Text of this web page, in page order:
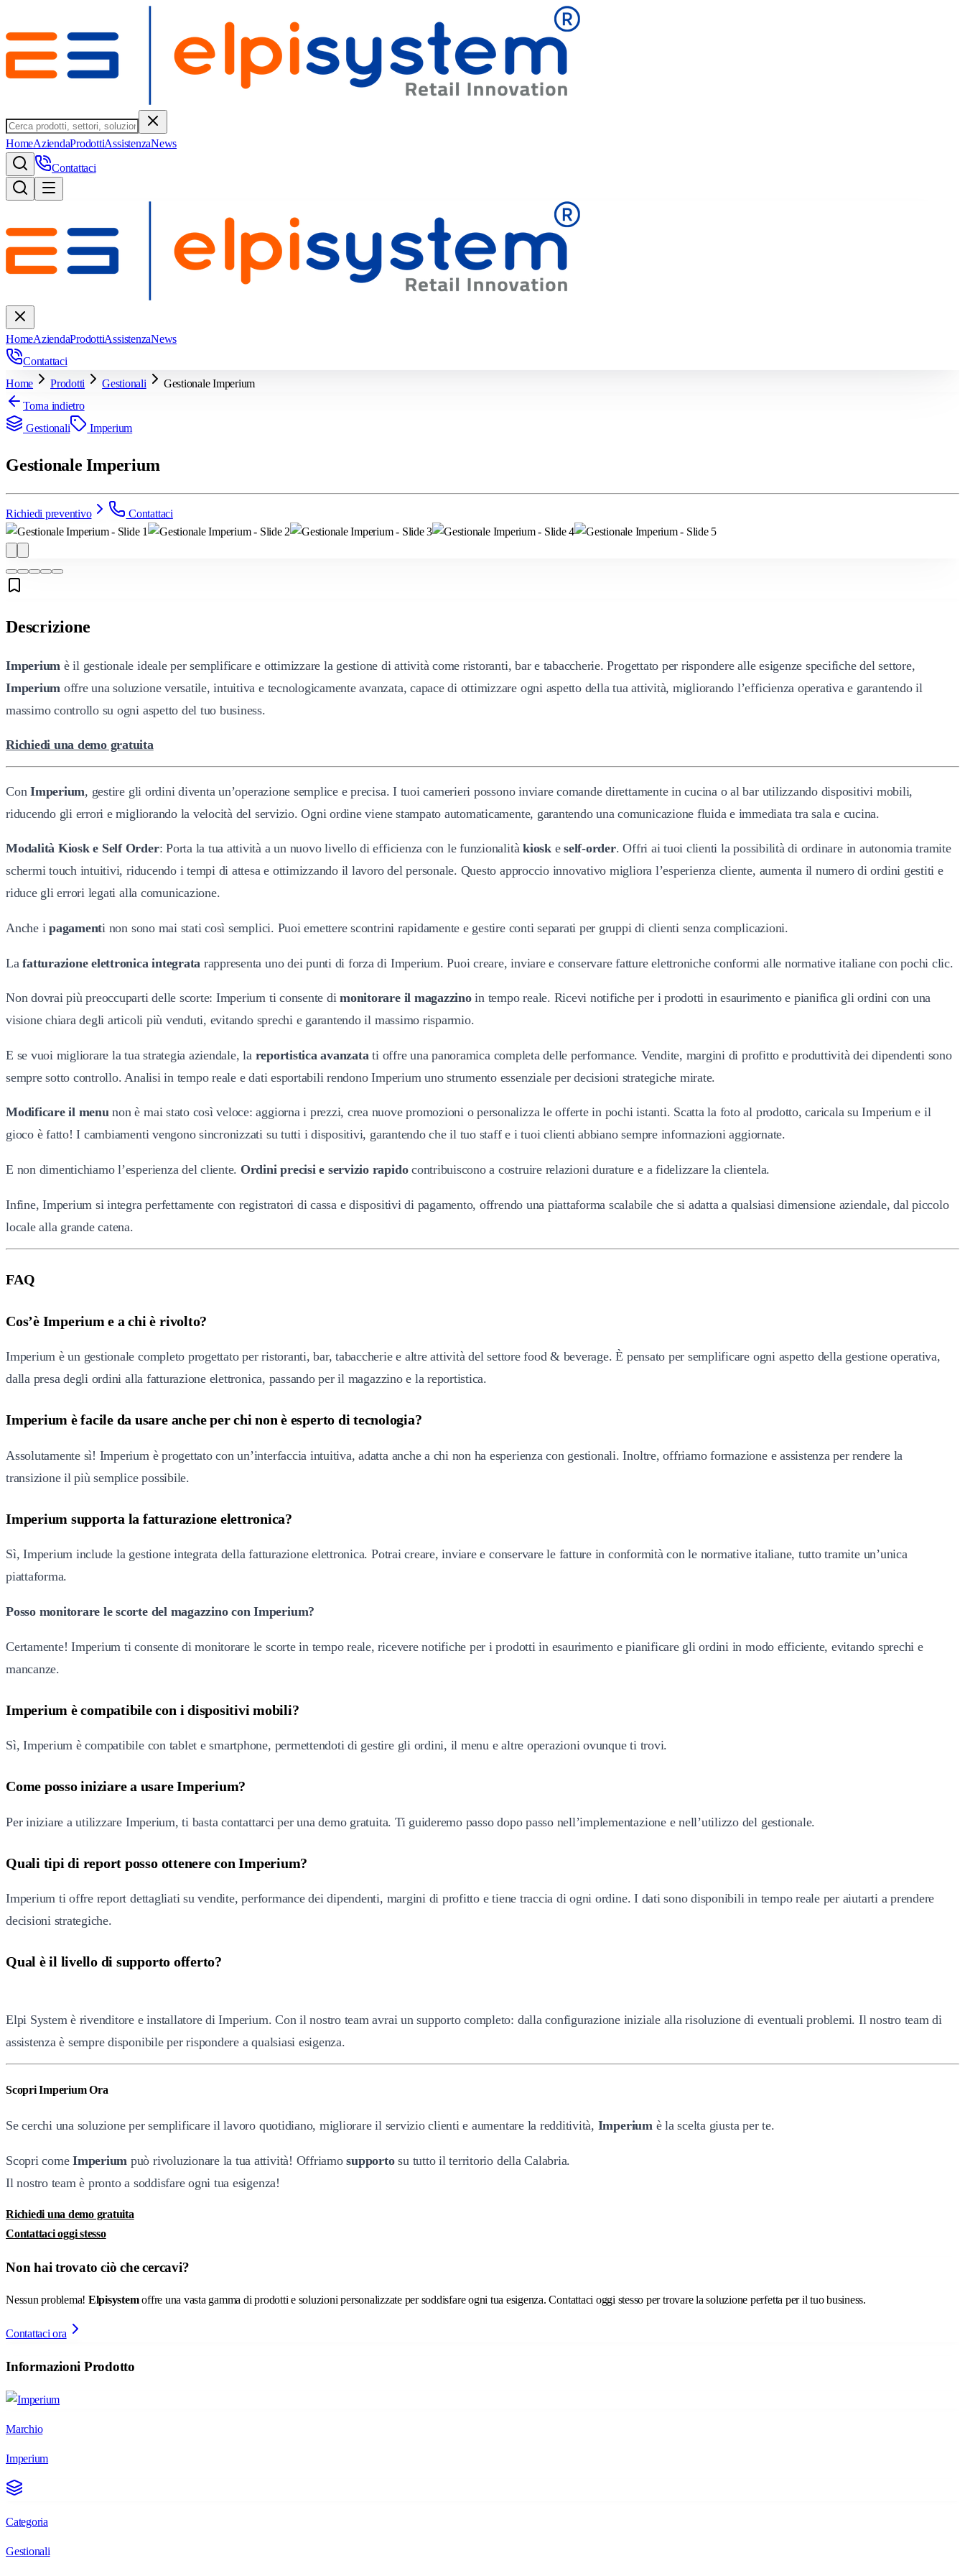
HomeAziendaProdottiAssistenzaNews
Contattaci
HomeAziendaProdottiAssistenzaNews
Contattaci
Home
Prodotti Gestionali
Gestionale Imperium
Torna indietro
Gestionali
Imperium
Gestionale Imperium
Richiedi preventivo Contattaci
Descrizione
Imperium è il gestionale ideale per semplificare e ottimizzare la gestione di attività come ristoranti, bar e tabaccherie. Progettato per rispondere alle esigenze specifiche del settore,
Imperium offre una soluzione versatile, intuitiva e tecnologicamente avanzata, capace di ottimizzare ogni aspetto della tua attività, migliorando l’efficienza operativa e garantendo il
massimo controllo su ogni aspetto del tuo business.
Richiedi una demo gratuita
ConImperium, gestire gli ordini diventa un’operazione semplice e precisa. I tuoi camerieri possono inviare comande direttamente in cucina o al bar utilizzando dispositivi mobili,
riducendo gli errori e migliorando la velocità del servizio. Ogni ordine viene stampato automaticamente, garantendo una comunicazione fluida e immediata tra sala e cucina.
Modalità Kiosk e Self Order: Porta la tua attività a un nuovo livello di efficienza con le funzionalitàkioskeself-order. Offri ai tuoi clienti la possibilità di ordinare in autonomia tramite
schermi touch intuitivi, riducendo i tempi di attesa e ottimizzando il lavoro del personale. Questo approccio innovativo migliora l’esperienza cliente, aumenta il numero di ordini gestiti e
riduce gli errori legati alla comunicazione.
Anche ipagamenti non sono mai stati così semplici. Puoi emettere scontrini rapidamente e gestire conti separati per gruppi di clienti senza complicazioni.
Lafatturazione elettronica integrata rappresenta uno dei punti di forza di Imperium. Puoi creare, inviare e conservare fatture elettroniche conformi alle normative italiane con pochi clic.
Non dovrai più preoccuparti delle scorte: Imperium ti consente dimonitorare il magazzinoin tempo reale. Ricevi notifiche per i prodotti in esaurimento e pianifica gli ordini con una
visione chiara degli articoli più venduti, evitando sprechi e garantendo il massimo risparmio.
E se vuoi migliorare la tua strategia aziendale, la reportistica avanzata ti offre una panoramica completa delle performance. Vendite, margini di profitto e produttività dei dipendenti sono
sempre sotto controllo. Analisi in tempo reale e dati esportabili rendono Imperium uno strumento essenziale per decisioni strategiche mirate.
Modificare il menunon è mai stato così veloce: aggiorna i prezzi, crea nuove promozioni o personalizza le offerte in pochi istanti. Scatta la foto al prodotto, caricala su Imperium e il
gioco è fatto! I cambiamenti vengono sincronizzati su tutti i dispositivi, garantendo che il tuo staff e i tuoi clienti abbiano sempre informazioni aggiornate.
E non dimentichiamo l’esperienza del cliente. Ordini precisi e servizio rapidocontribuiscono a costruire relazioni durature e a fidelizzare la clientela.
Infine, Imperium si integra perfettamente con registratori di cassa e dispositivi di pagamento, offrendo una piattaforma scalabile che si adatta a qualsiasi dimensione aziendale, dal piccolo
locale alla grande catena.
FAQ
Cos’è Imperium e a chi è rivolto?
Imperium è un gestionale completo progettato per ristoranti, bar, tabaccherie e altre attività del settore food & beverage. È pensato per semplificare ogni aspetto della gestione operativa,
dalla presa degli ordini alla fatturazione elettronica, passando per il magazzino e la reportistica.
Imperium è facile da usare anche per chi non è esperto di tecnologia?
Assolutamente sì! Imperium è progettato con un’interfaccia intuitiva, adatta anche a chi non ha esperienza con gestionali. Inoltre, offriamo formazione e assistenza per rendere la
transizione il più semplice possibile.
Imperium supporta la fatturazione elettronica?
Sì, Imperium include la gestione integrata della fatturazione elettronica. Potrai creare, inviare e conservare le fatture in conformità con le normative italiane, tutto tramite un’unica
piattaforma.
Posso monitorare le scorte del magazzino con Imperium?
Certamente! Imperium ti consente di monitorare le scorte in tempo reale, ricevere notifiche per i prodotti in esaurimento e pianificare gli ordini in modo efficiente, evitando sprechi e
mancanze.
Imperium è compatibile con i dispositivi mobili?
Sì, Imperium è compatibile con tablet e smartphone, permettendoti di gestire gli ordini, il menu e altre operazioni ovunque ti trovi.
Come posso iniziare a usare Imperium?
Per iniziare a utilizzare Imperium, ti basta contattarci per una demo gratuita. Ti guideremo passo dopo passo nell’implementazione e nell’utilizzo del gestionale.
Quali tipi di report posso ottenere con Imperium?
Imperium ti offre report dettagliati su vendite, performance dei dipendenti, margini di profitto e tiene traccia di ogni ordine. I dati sono disponibili in tempo reale per aiutarti a prendere
decisioni strategiche.
Qual è il livello di supporto offerto?
Elpi System è rivenditore e installatore di Imperium. Con il nostro team avrai un supporto completo: dalla configurazione iniziale alla risoluzione di eventuali problemi. Il nostro team di
assistenza è sempre disponibile per rispondere a qualsiasi esigenza.
Scopri Imperium Ora
Se cerchi una soluzione per semplificare il lavoro quotidiano, migliorare il servizio clienti e aumentare la redditività, Imperiumè la scelta giusta per te.
Scopri comeImperium può rivoluzionare la tua attività! Offriamosupportosu tutto il territorio della Calabria.
Il nostro team è pronto a soddisfare ogni tua esigenza!
Richiedi una demo gratuita
Contattaci oggi stesso
Non hai trovato ciò che cercavi?
Nessun problema! Elpisystemoffre una vasta gamma di prodotti e soluzioni personalizzate per soddisfare ogni tua esigenza. Contattaci oggi stesso per trovare la soluzione perfetta per il tuo business.
Contattaci ora
Informazioni Prodotto
Marchio
Imperium
Categoria
Gestionali